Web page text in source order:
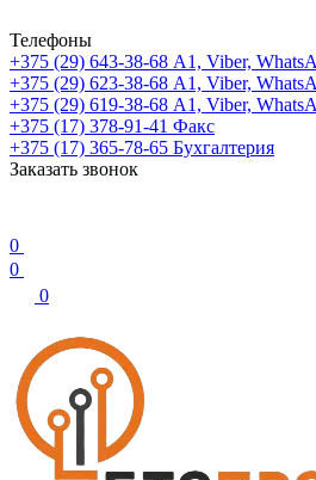
Телефоны
+375 (29) 643-38-68 А1, Viber,
+375 (29) 623-38-68 А1, Viber,
+375 (29) 619-38-68 А1, Viber,
+375 (17) 378-91-41 Факс
+375 (17) 365-78-65 Бухгалтерия
Заказать звонок
0
0
0